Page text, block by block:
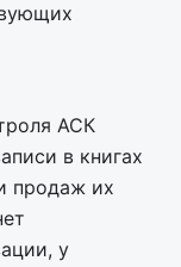
АСК
в книгах
продаж их
у